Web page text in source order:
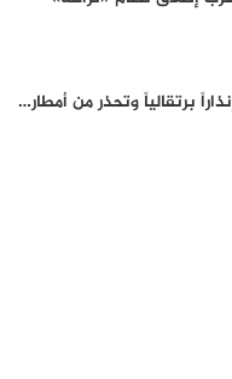
برتقالياً وتحذر من أمطار…